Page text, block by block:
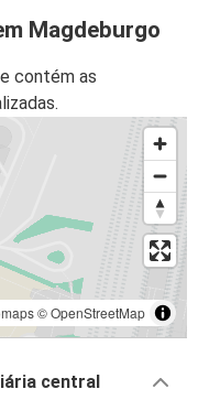
Magdeburgo
contém as
©OpenStreetMap
central